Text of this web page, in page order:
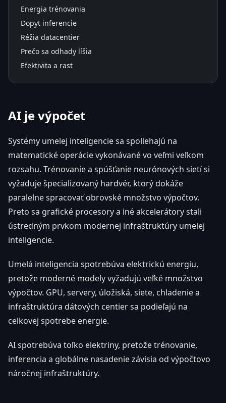
Energia trénovania
Dopyt inferencie
Réžia datacentier
Prečo sa odhady líšia
Efektivita a rast
AI je výpočet
Systémy umelej inteligencie sa spoliehajú na
matematické operácie vykonávané vo veľmi veľkom
rozsahu. Trénovanie a spúšťanie neurónových sietí si
vyžaduje špecializovaný hardvér, ktorý dokáže
paralelne spracovať obrovské množstvo výpočtov.
Preto sa grafické procesory a iné akcelerátory stali
ústredným prvkom modernej infraštruktúry umelej
inteligencie.
Umelá inteligencia spotrebúva elektrickú energiu,
pretože moderné modely vyžadujú veľké množstvo
výpočtov. GPU, servery, úložiská, siete, chladenie a
infraštruktúra dátových centier sa podieľajú na
celkovej spotrebe energie.
AI spotrebúva toľko elektriny, pretože trénovanie,
inferencia a globálne nasadenie závisia od výpočtovo
náročnej infraštruktúry.